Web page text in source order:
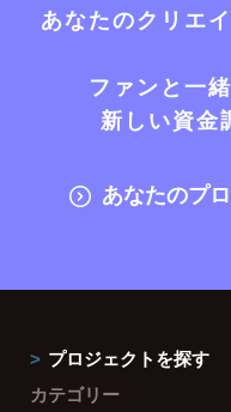
あなたのクリエ
ファンと一
新しい資金
あなたのプ
プロジェクトを探す
カテゴリー